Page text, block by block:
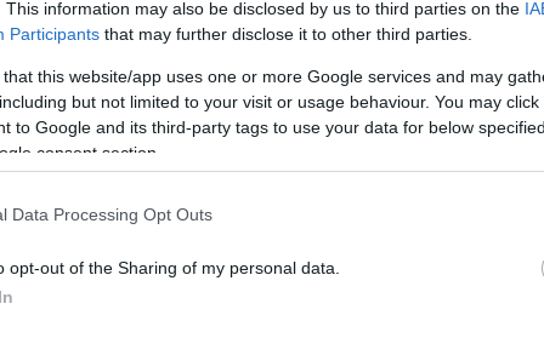
This information may also be disclosed by us to third parties on the
Participants that may further disclose it to other third parties.
that this website/app uses one or more Google services and may
but not limited to your visit or usage behaviour. You may
to Google and its third-party tags to use your data for below
consent section.
Data Processing Opt Outs
opt-out of the Sharing of my personal data.
hogy ne kelljen megmagyarázni. Így éreztem,
újra birtokolni vágyjak belőle. A pont-értéket úgy
érzem a tartalmát, tisztaságát, de mit csináljak, ha
VÁLASZ ERRE
is nem azért írtam, amit írtam, mert egy
Bikavérről írtál volna, akkor is beírtam volna a